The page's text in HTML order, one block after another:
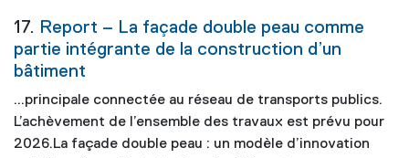
17. Report – La façade double peau comme
partie intégrante de la construction d’un
bâtiment
...principale connectée au réseau de transports publics.
L’achèvement de l’ensemble des travaux est prévu pour
2026.La façade double peau : un modèle d’innovation